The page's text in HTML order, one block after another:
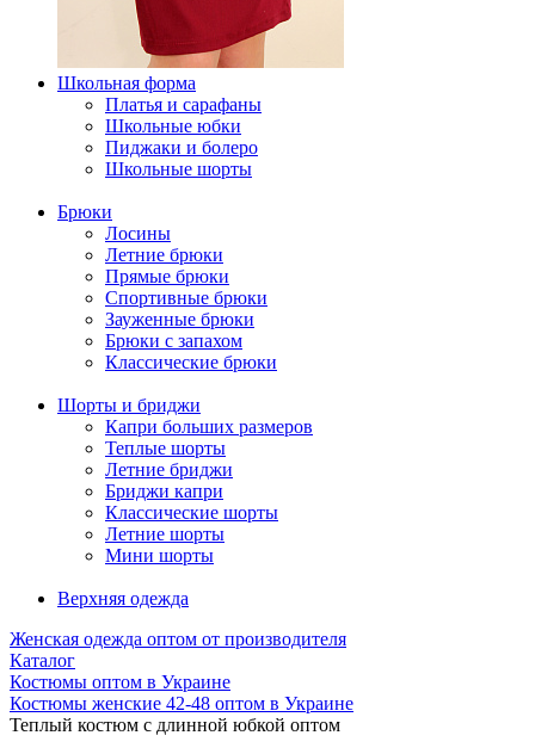
Школьная форма
Платья и сарафаны
Школьные юбки
Пиджаки и болеро
Школьные шорты
Брюки
Лосины
Летние брюки
Прямые брюки
Спортивные брюки
Зауженные брюки
Брюки с запахом
Классические брюки
Шорты и бриджи
Капри больших размеров
Теплые шорты
Летние бриджи
Бриджи капри
Классические шорты
Летние шорты
Мини шорты
Верхняя одежда
Женская одежда оптом от производителя
Каталог
Костюмы оптом в Украине
Костюмы женские 42-48 оптом в Украине
Теплый костюм с длинной юбкой оптом